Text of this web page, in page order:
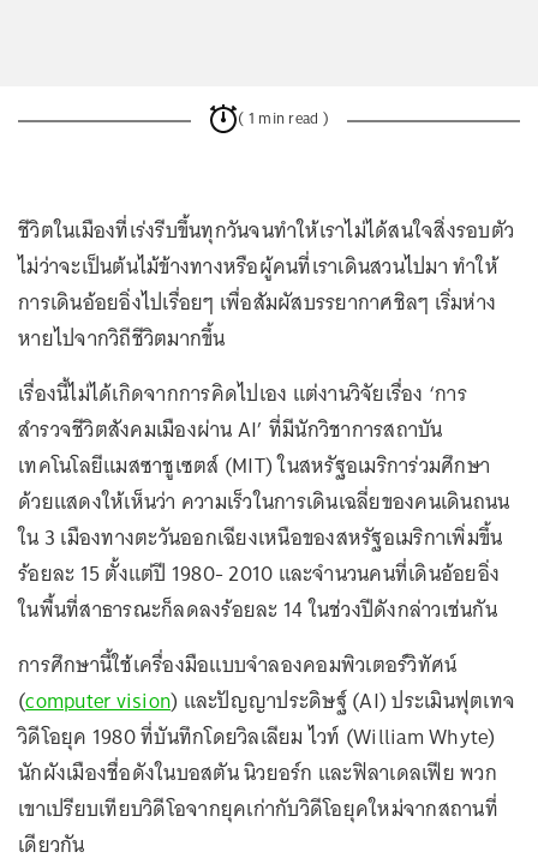
( 1 min read )
ชีวิตในเมืองที่เร่งรีบขึ้นทุกวันจนทำให้เราไม่ได้สนใจสิ่งรอบตัว
ไม่ว่าจะเป็นต้นไม้ข้างทางหรือผู้คนที่เราเดินสวนไปมา ทำให้
การเดินอ้อยอิ่งไปเรื่อยๆ เพื่อสัมผัสบรรยากาศชิลๆ เริ่มห่าง
หายไปจากวิถีชีวิตมากขึ้น
เรื่องนี้ไม่ได้เกิดจากการคิดไปเอง แต่งานวิจัยเรื่อง ‘การ
สำรวจชีวิตสังคมเมืองผ่าน AI’ ที่มีนักวิชาการสถาบัน
เทคโนโลยีแมสซาชูเซตส์ (MIT) ในสหรัฐอเมริการ่วมศึกษา
ด้วยแสดงให้เห็นว่า ความเร็วในการเดินเฉลี่ยของคนเดินถนน
ใน 3 เมืองทางตะวันออกเฉียงเหนือของสหรัฐอเมริกาเพิ่มขึ้น
ร้อยละ 15 ตั้งแต่ปี 1980- 2010 และจำนวนคนที่เดินอ้อยอิ่ง
ในพื้นที่สาธารณะก็ลดลงร้อยละ 14 ในช่วงปีดังกล่าวเช่นกัน
การศึกษานี้ใช้เครื่องมือแบบจำลองคอมพิวเตอร์วิทัศน์
(computer vision) และปัญญาประดิษฐ์ (AI) ประเมินฟุตเทจ
วิดีโอยุค 1980 ที่บันทึกโดยวิลเลียม ไวท์ (William Whyte)
นักผังเมืองชื่อดังในบอสตัน นิวยอร์ก และฟิลาเดลเฟีย พวก
เขาเปรียบเทียบวิดีโอจากยุคเก่ากับวิดีโอยุคใหม่จากสถานที่
เดียวกัน